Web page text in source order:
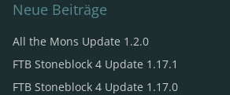
Wireless Tracker (Wireless
Gravity Gun (Gravity Gun, Grund:
Gravity Gun (Supercharged)
Neue Beiträge
All the Mons Update 1.2.0
FTB Stoneblock 4 Update 1.17.1
FTB Stoneblock 4 Update 1.17.0